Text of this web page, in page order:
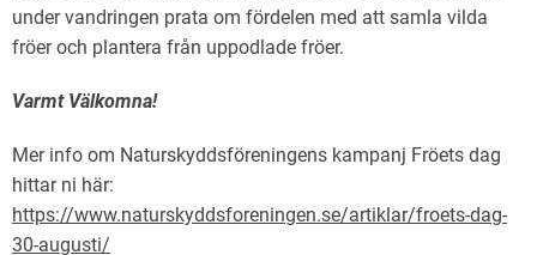
under vandringen prata om fördelen med att samla vilda
fröer och plantera från uppodlade fröer.
Varmt Välkomna!
Mer info om Naturskyddsföreningens kampanj Fröets dag
hittar ni här:
https://www.naturskyddsforeningen.se/artiklar/froets-dag-
30-augusti/